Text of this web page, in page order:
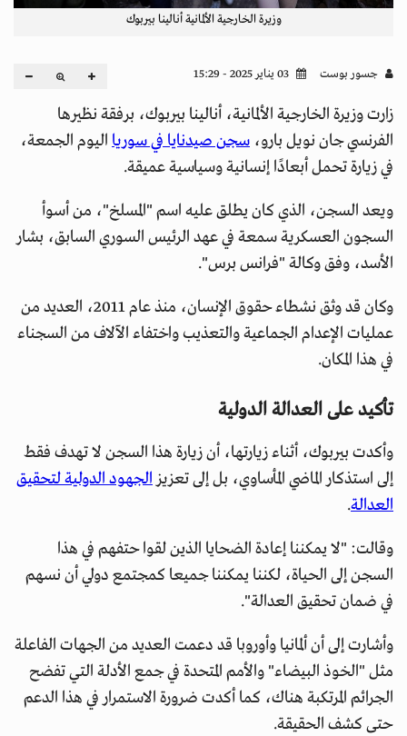
وزيرة الخارجية الألمانية أنالينا بيربوك
جسور بوست
زارت وزيرة الخارجية الألمانية، أنالينا بيربوك، برفقة نظيرها
الفرنسي جان نويل بارو، سجن صيدنايا في سوريا اليوم الجمعة،
في زيارة تحمل أبعادًا إنسانية وسياسية عميقة.
ويعد السجن، الذي كان يطلق عليه اسم "المسلخ"، من أسوأ
السجون العسكرية سمعة في عهد الرئيس السوري السابق، بشار
الأسد، وفق وكالة "فرانس برس".
وكان قد وثق نشطاء حقوق الإنسان، منذ عام 2011، العديد من
عمليات الإعدام الجماعية والتعذيب واختفاء الآلاف من السجناء
في هذا المكان.
تأكيد على العدالة الدولية
وأكدت بيربوك، أثناء زيارتها، أن زيارة هذا السجن لا تهدف فقط
إلى استذكار الماضي المأساوي، بل إلى تعزيز الجهود الدولية لتحقيق
العدالة.
وقالت: "لا يمكننا إعادة الضحايا الذين لقوا حتفهم في هذا
السجن إلى الحياة، لكننا يمكننا جميعا كمجتمع دولي أن نسهم
في ضمان تحقيق العدالة".
وأشارت إلى أن ألمانيا وأوروبا قد دعمت العديد من الجهات الفاعلة
مثل "الخوذ البيضاء" والأمم المتحدة في جمع الأدلة التي تفضح
الجرائم المرتكبة هناك، كما أكدت ضرورة الاستمرار في هذا الدعم
حتى كشف الحقيقة.